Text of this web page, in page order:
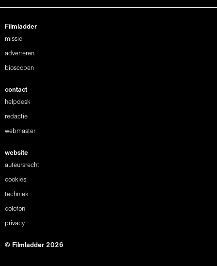
Filmladder
missie
adverteren
bioscopen
contact
helpdesk
redactie
webmaster
website
auteursrecht
cookies
techniek
colofon
privacy
© Filmladder 2026